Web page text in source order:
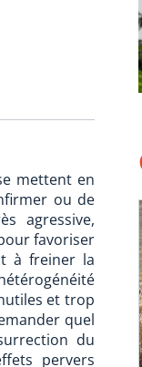
mettent en
ou de
agressive,
favoriser
à freiner la
et trop
quel
du
pervers